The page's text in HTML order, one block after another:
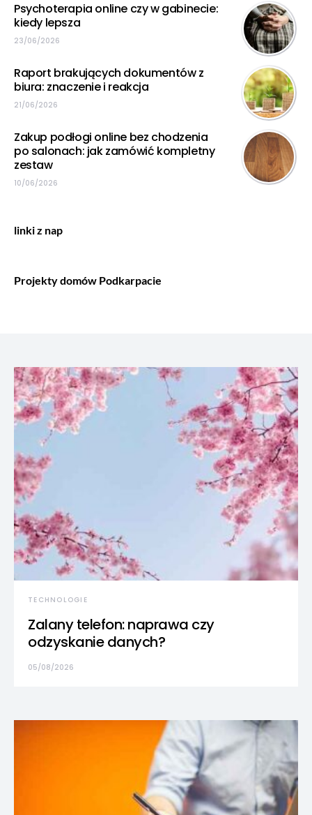
Psychoterapia online czy w gabinecie:
kiedy lepsza
23/06/2026
Raport brakujących dokumentów z
biura: znaczenie i reakcja
21/06/2026
Zakup podłogi online bez chodzenia
po salonach: jak zamówić kompletny
zestaw
10/06/2026
linki z nap
Projekty domów Podkarpacie
TECHNOLOGIE
Zalany telefon: naprawa czy
odzyskanie danych?
05/08/2026